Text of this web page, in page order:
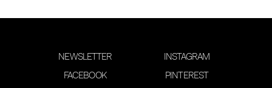
NEWSLETTER INSTAGRAM
FACEBOOK PINTEREST